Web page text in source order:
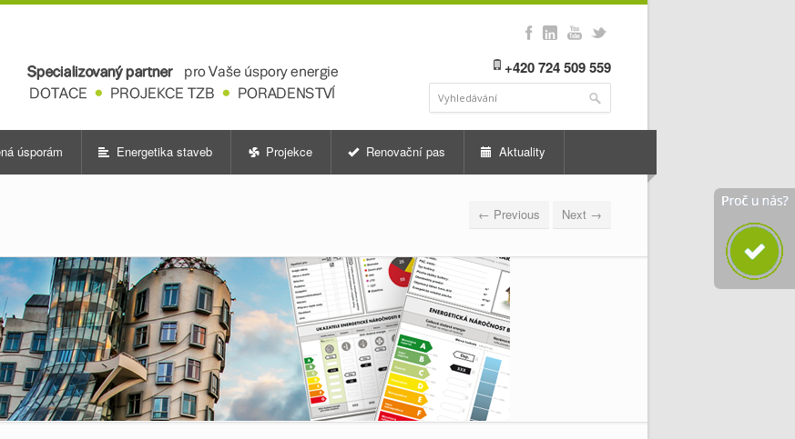
+420 724 509 559
úsporám Energetika staveb Projekce Renovační pas Aktuality
← Previous Next →